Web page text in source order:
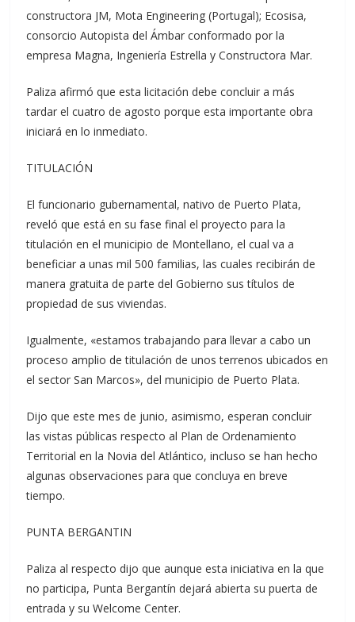
constructora JM, Mota Engineering (Portugal); Ecosisa,
consorcio Autopista del Ámbar conformado por la
empresa Magna, Ingeniería Estrella y Constructora Mar.
Paliza afirmó que esta licitación debe concluir a más
tardar el cuatro de agosto porque esta importante obra
iniciará en lo inmediato.
TITULACIÓN
El funcionario gubernamental, nativo de Puerto Plata,
reveló que está en su fase final el proyecto para la
titulación en el municipio de Montellano, el cual va a
beneficiar a unas mil 500 familias, las cuales recibirán de
manera gratuita de parte del Gobierno sus títulos de
propiedad de sus viviendas.
Igualmente, «estamos trabajando para llevar a cabo un
proceso amplio de titulación de unos terrenos ubicados en
el sector San Marcos», del municipio de Puerto Plata.
Dijo que este mes de junio, asimismo, esperan concluir
las vistas públicas respecto al Plan de Ordenamiento
Territorial en la Novia del Atlántico, incluso se han hecho
algunas observaciones para que concluya en breve
tiempo.
PUNTA BERGANTIN
Paliza al respecto dijo que aunque esta iniciativa en la que
no participa, Punta Bergantín dejará abierta su puerta de
entrada y su Welcome Center.